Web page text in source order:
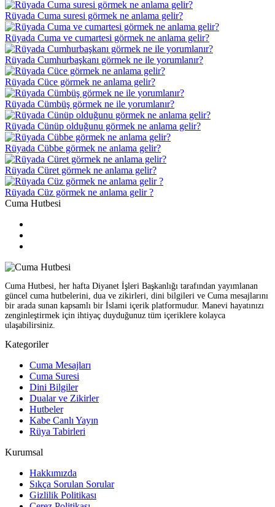
Rüyada Cuma suresi görmek ne anlama gelir?
Rüyada Cuma ve cumartesi görmek ne anlama gelir?
Rüyada Cumhurbaşkanı görmek ne ile yorumlanır?
Rüyada Cüce görmek ne anlama gelir?
Rüyada Cümbüş görmek ne ile yorumlanır?
Rüyada Cünüp olduğunu görmek ne anlama gelir?
Rüyada Cübbe görmek ne anlama gelir?
Rüyada Cüret görmek ne anlama gelir?
Rüyada Cüz görmek ne anlama gelir ?
Cuma Hutbesi
Cuma Hutbesi, her hafta Diyanet İşleri Başkanlığı tarafından yayımlanan
güncel cuma hutbelerini, dua ve zikirleri, dini bilgileri ve Cuma mesajlarını
bir arada sunan kapsamlı bir İslami içerik platformudur. Manevi hayatınızı
zenginleştirmek için ihtiyaç duyduğunuz tüm içeriklere kolayca
ulaşabilirsiniz.
Kategoriler
Cuma Mesajları
Cuma Suresi
Dini Bilgiler
Dualar ve Zikirler
Hutbeler
Kabe Canlı Yayın
Rüya Tabirleri
Kurumsal
Hakkımızda
Sıkça Sorulan Sorular
Gizlilik Politikası